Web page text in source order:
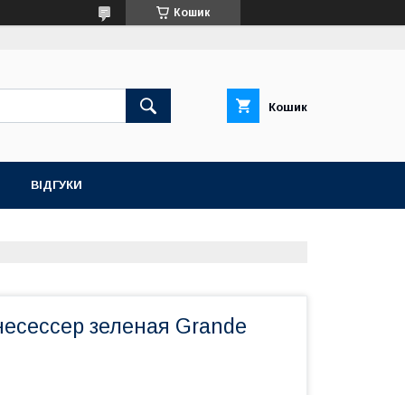
Кошик
Кошик
ВІДГУКИ
зеленая Grande